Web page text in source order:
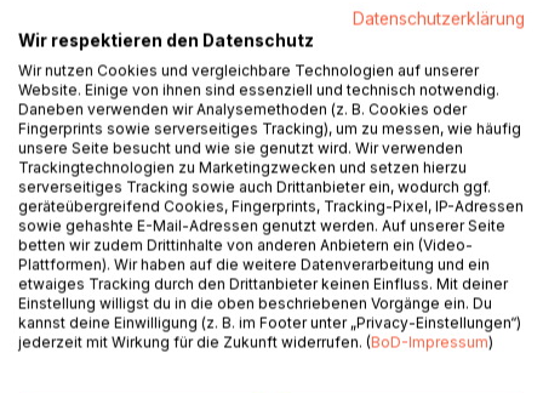
Wesentlich für die Theorie und Praxis in einem
sozialpädagogischen Arbeitsfeld sind diese Umstände
aber v.a. auch deshalb, weil die Analyse der historischen
und gesellschaftlichen Hintergründe wichtige Erkenntnisse
über die vergangenen, gegenwärtigen und zukünftigen
Fragestellungen der sozialen Arbeit vermitteln - und so
einen wichtigen Beitrag zur Entwicklung von Perspektiven
für diese ermöglichen können.
Wenngleich zunächst allgemein definierend festgestellt
werden kann, dass es sich bei der SPFH um eine an
Familien gerichtete, ambulante Maßnahme der Hilfen zur
Erziehung handelt, kann sich eine annähernd umfassende
Beschreibung insbesondere im Fall der SPFH nur aus der
Datenschutzerklärung
Wir respektieren den Datenschutz
Wir nutzen Cookies und vergleichbare Technologien auf unserer
Website. Einige von ihnen sind essenziell und technisch notwendig.
Daneben verwenden wir Analysemethoden (z. B. Cookies oder
Fingerprints sowie serverseitiges Tracking), um zu messen, wie häufig
unsere Seite besucht und wie sie genutzt wird. Wir verwenden
Trackingtechnologien zu Marketingzwecken und setzen hierzu
serverseitiges Tracking sowie auch Drittanbieter ein, wodurch ggf.
geräteübergreifend Cookies, Fingerprints, Tracking-Pixel, IP-Adressen
sowie gehashte E-Mail-Adressen genutzt werden. Auf unserer Seite
betten wir zudem Drittinhalte von anderen Anbietern ein (Video-
Plattformen). Wir haben auf die weitere Datenverarbeitung und ein
etwaiges Tracking durch den Drittanbieter keinen Einfluss. Mit deiner
Einstellung willigst du in die oben beschriebenen Vorgänge ein. Du
kannst deine Einwilligung (z. B. im Footer unter „Privacy-Einstellungen“)
jederzeit mit Wirkung für die Zukunft widerrufen. (BoD-Impressum)